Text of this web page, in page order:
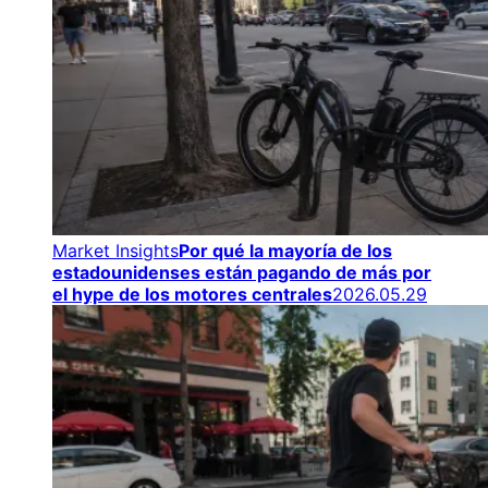
Market InsightsPor qué la mayoría de los
estadounidenses están pagando de más por
el hype de los motores centrales2026.05.29